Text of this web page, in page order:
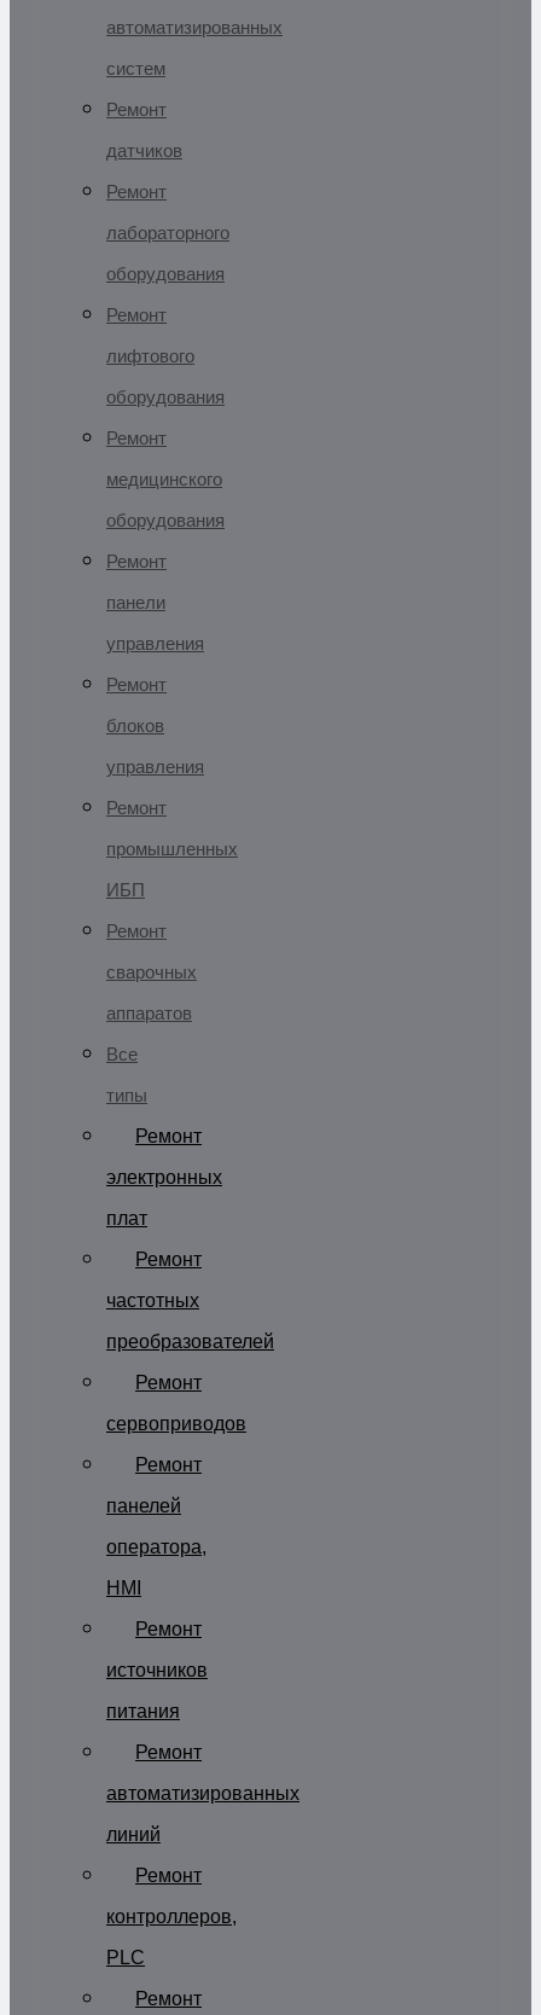
автоматизированных
систем
Ремонт
датчиков
Ремонт
лабораторного
оборудования
Ремонт
лифтового
оборудования
Ремонт
медицинского
оборудования
Ремонт
панели
управления
Ремонт
блоков
управления
Ремонт
промышленных
ИБП
Ремонт
сварочных
аппаратов
Все
типы
Ремонт
электронных
плат
Ремонт
частотных
преобразователей
Ремонт
сервоприводов
Ремонт
панелей
оператора,
HMI
Ремонт
источников
питания
Ремонт
автоматизированных
линий
Ремонт
контроллеров,
PLC
Ремонт